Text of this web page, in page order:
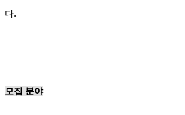
다.
모집 분야